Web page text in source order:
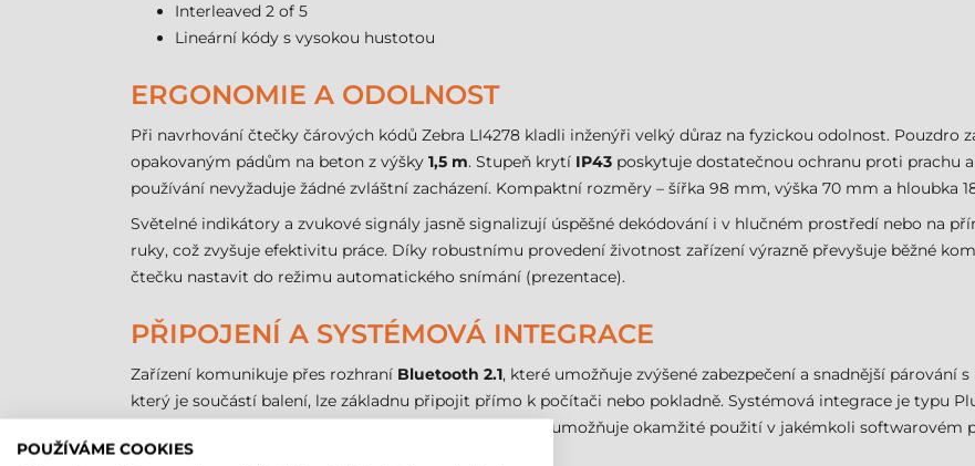
Interleaved 2 of 5
Lineární kódy s vysokou hustotou
ERGONOMIE A ODOLNOST
Při navrhování čtečky čárových kódů Zebra LI4278 kladli inženýři velký důraz na fyzickou odolnost. Pouzdro
opakovaným pádům na beton z výšky 1,5 m. Stupeň krytí IP43 poskytuje dostatečnou ochranu proti prachu
používání nevyžaduje žádné zvláštní zacházení. Kompaktní rozměry – šířka 98 mm, výška 70 mm a hloubka
Světelné indikátory a zvukové signály jasně signalizují úspěšné dekódování i v hlučném prostředí nebo na
ruky, což zvyšuje efektivitu práce. Díky robustnímu provedení životnost zařízení výrazně převyšuje běžné
čtečku nastavit do režimu automatického snímání (prezentace).
PŘIPOJENÍ A SYSTÉMOVÁ INTEGRACE
Zařízení komunikuje přes rozhraní Bluetooth 2.1, které umožňuje zvýšené zabezpečení a snadnější párování
který je součástí balení, lze základnu připojit přímo k počítači nebo pokladně. Systémová integrace je typu
zařízení okamžitě rozpozná jako vstup z klávesnice. To umožňuje okamžité použití v jakémkoli
ovladačů.
POUŽÍVÁME COOKIES